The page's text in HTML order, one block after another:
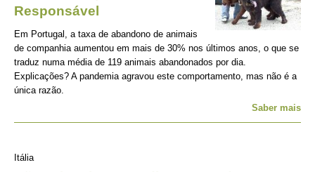
Responsável
Em Portugal, a taxa de abandono de animais
de companhia aumentou em mais de 30% nos últimos anos, o que se
traduz numa média de 119 animais abandonados por dia.
Explicações? A pandemia agravou este comportamento, mas não é a
única razão.
Saber mais
Itália